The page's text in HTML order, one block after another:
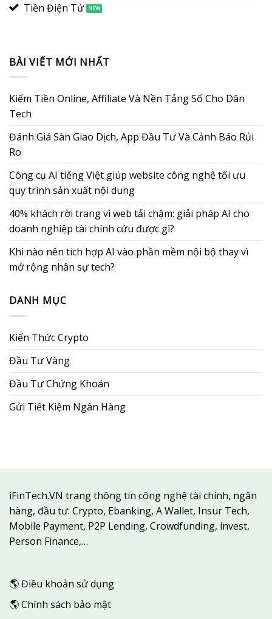
Tiền Điện Tử
BÀI VIẾT MỚI NHẤT
Kiếm Tiền Online, Affiliate Và Nền Tảng Số Cho Dân
Tech
Đánh Giá Sàn Giao Dịch, App Đầu Tư Và Cảnh Báo Rủi
Ro
Công cụ AI tiếng Việt giúp website công nghệ tối ưu
quy trình sản xuất nội dung
40% khách rời trang vì web tải chậm: giải pháp AI cho
doanh nghiệp tài chính cứu được gì?
Khi nào nên tích hợp AI vào phần mềm nội bộ thay vì
mở rộng nhân sự tech?
DANH MỤC
Kiến Thức Crypto
Đầu Tư Vàng
Đầu Tư Chứng Khoán
Gửi Tiết Kiệm Ngân Hàng
iFinTech.VN trang thông tin công nghệ tài chính, ngân
hàng, đầu tư: Crypto, Ebanking, A Wallet, Insur Tech,
Mobile Payment, P2P Lending, Crowdfunding, invest,
Person Finance,…
🌎Điều khoản sử dụng
🌎Chính sách bảo mật